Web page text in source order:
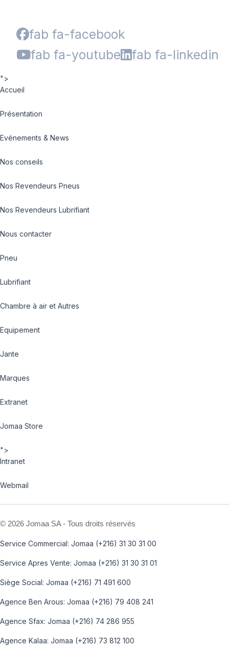
fab fa-facebook
fab fa-youtube
fab fa-linkedin
">
Accueil
Présentation
Evénements & News
Nos conseils
Nos Revendeurs Pneus
Nos Revendeurs Lubrifiant
Nous contacter
Pneu
Lubrifiant
Chambre à air et Autres
Equipement
Jante
Marques
Extranet
Jomaa Store
">
Intranet
Webmail
© 2026 Jomaa SA - Tous droits réservés
Service Commercial: Jomaa (+216) 31 30 31 00
Service Apres Vente: Jomaa (+216) 31 30 31 01
Siège Social: Jomaa (+216) 71 491 600
Agence Ben Arous: Jomaa (+216) 79 408 241
Agence Sfax: Jomaa (+216) 74 286 955
Agence Kalaa: Jomaa (+216) 73 812 100